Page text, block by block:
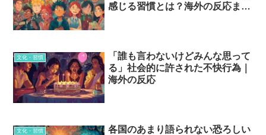
感じる習慣とは？海外の反応まと
文化・習慣
「誰も言わないけどみんな思って
る」社会的に許された不快行為｜
海外の反応
文化・習慣
各国のあまり語られない恐ろしい